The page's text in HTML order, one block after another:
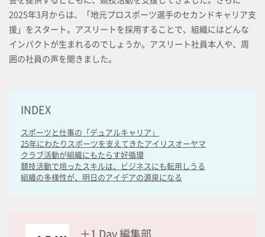
2025年3月からは、「地元プロスポーツ選手のセカンドキャリア支
援」をスタート。アスリートを採用することで、組織にはどんな
インパクトが生まれるのでしょうか。アスリート社員本人や、周
囲の社員の声を聞きました。
INDEX
スポーツと仕事の「デュアルキャリア」
25年にわたりスポーツを支えてきたアイリスオーヤマ
クラブ活動が組織にもたらす好循環
競技活動で培ったスキルは、ビジネスにも転用しうる
組織の多様性が、明日のアイデアの源泉になる
＋1 Day 編集部